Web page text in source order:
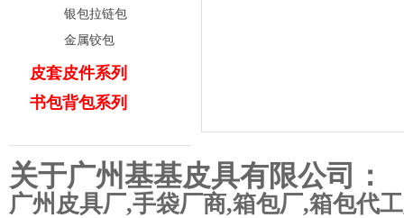
银包拉链包
金属铰包
皮套皮件系列
书包背包系列
关于广州基基皮具有限公司：
广州皮具厂,手袋厂商,箱包厂,箱包代